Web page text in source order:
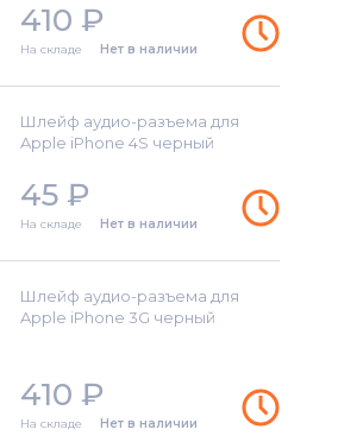
410 ₽
На складе Нет в наличии
Шлейф аудио-разъема для
Apple iPhone 4S черный
45 ₽
На складе Нет в наличии
Шлейф аудио-разъема для
Apple iPhone 3G черный
410 ₽
На складе Нет в наличии